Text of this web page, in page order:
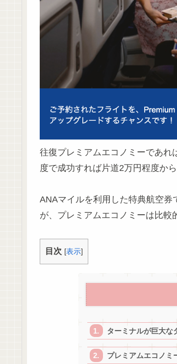
往復プレミアムエコノミーであれ
度で成功すれば片道2万円程度か
ANAマイルを利用した特典航空
が、プレミアムエコノミーは比較
目次 [表示]
ターミナルが巨大な
プレミアムエコノミ